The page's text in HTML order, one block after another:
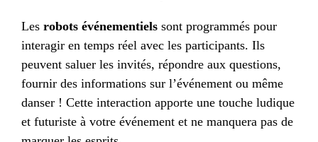
Les robots événementiels sont programmés pour
interagir en temps réel avec les participants. Ils
peuvent saluer les invités, répondre aux questions,
fournir des informations sur l’événement ou même
danser ! Cette interaction apporte une touche ludique
et futuriste à votre événement et ne manquera pas de